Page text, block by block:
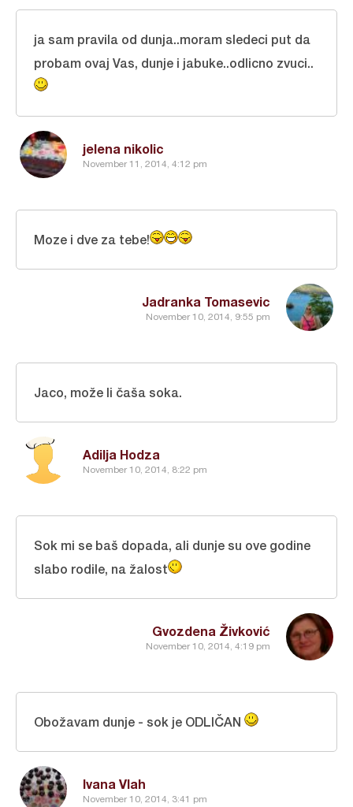
jelena nikolic
November 11, 2014, 4:12 pm
ja sam pravila od dunja..moram sledeci put da
probam ovaj Vas, dunje i jabuke..odlicno zvuci..
Jadranka Tomasevic
November 10, 2014, 9:55 pm
Moze i dve za tebe!
Adilja Hodza
November 10, 2014, 8:22 pm
Jaco, može li čaša soka.
Gvozdena Živković
November 10, 2014, 4:19 pm
Sok mi se baš dopada, ali dunje su ove godine
slabo rodile, na žalost
Ivana Vlah
November 10, 2014, 3:41 pm
Obožavam dunje - sok je ODLIČAN